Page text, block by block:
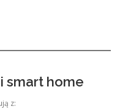
smart home
z: